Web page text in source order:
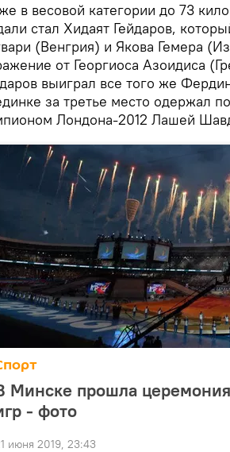
в весовой категории до 73
стал Хидаят Гейдаров,
(Венгрия) и Якова Гемера
от Георгиоса Азоидиса
выиграл все того же
за третье место одержал
Лондона-2012 Лашей
Минске прошла
- фото
июня 2019, 23:43